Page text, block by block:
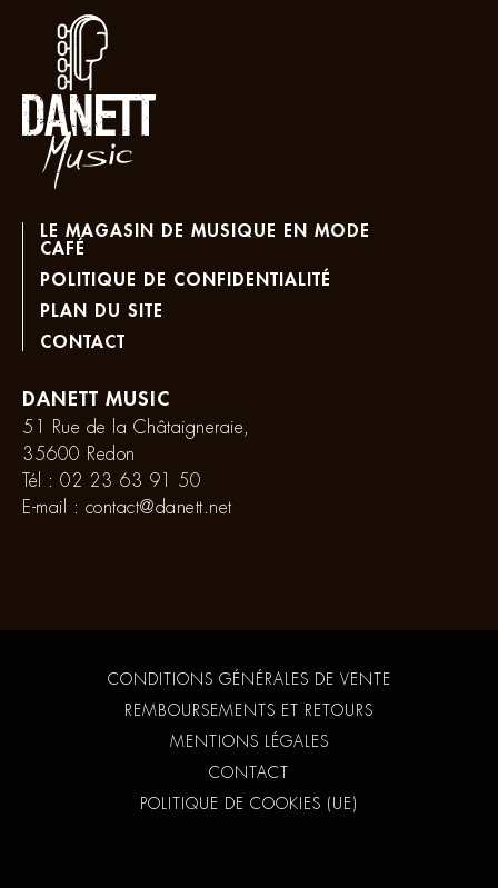
LE MAGASIN DE MUSIQUE EN MODE
CAFÉ
POLITIQUE DE CONFIDENTIALITÉ
PLAN DU SITE
CONTACT
DANETT MUSIC
51 Rue de la Châtaigneraie,
35600 Redon
Tél : 02 23 63 91 50
E-mail : contact@danett.net
CONDITIONS GÉNÉRALES DE VENTE
REMBOURSEMENTS ET RETOURS
MENTIONS LÉGALES
CONTACT
POLITIQUE DE COOKIES (UE)